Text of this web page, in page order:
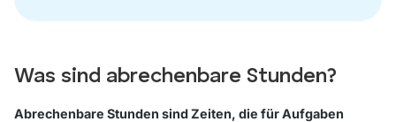
Was sind abrechenbare Stunden?
Abrechenbare Stunden sind Zeiten, die für Aufgaben